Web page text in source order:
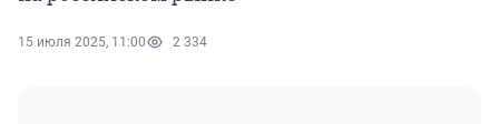
15 июля 2025, 11:00 2 334